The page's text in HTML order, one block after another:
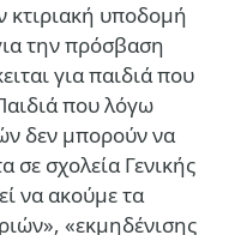
κτιριακή υποδομή
την πρόσβαση
για παιδιά που
που λόγω
δεν μπορούν να
σχολεία Γενικής
να ακούμε τα
«εκμηδένισης